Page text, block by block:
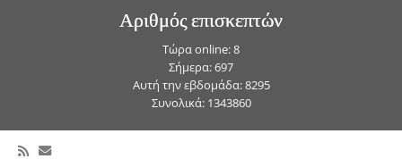
Αριθμός επισκεπτών
Τώρα online: 8
Σήμερα: 697
Αυτή την εβδομάδα: 8295
Συνολικά: 1343860